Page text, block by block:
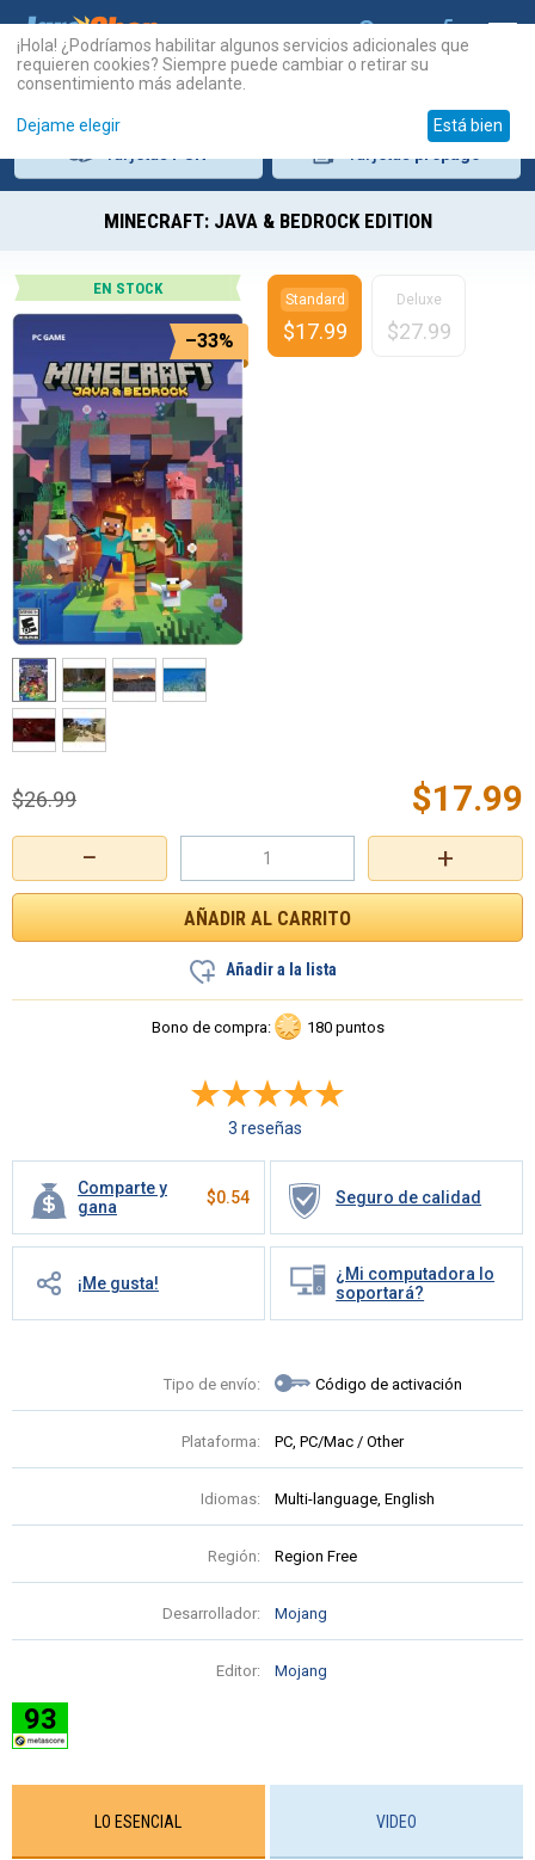
MINECRAFT: JAVA & BEDROCK EDITION
EN STOCK
–33%
+
−
$17.99
$26.99
Añadir a la lista
Bono de compra: 180 puntos
3 reseñas
Comparte y
gana
$0.54 Seguro de calidad
¡Me gusta!
¿Mi computadora lo
soportará?
Tipo de envío: Código de activación
Plataforma: PC, PC/Mac / Other
Idiomas: Multi-language, English
Región: Region Free
Desarrollador: Mojang
Editor: Mojang
93
Standard
$17.99
Deluxe
$27.99
LO ESENCIAL VIDEO
¡Hola! ¿Podríamos habilitar algunos servicios adicionales que
requieren cookies? Siempre puede cambiar o retirar su
consentimiento más adelante.
Dejame elegir Está bien